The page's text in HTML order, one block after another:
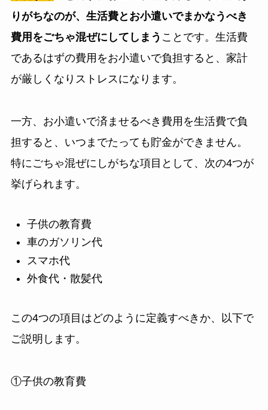
りがちなのが、生活費とお小遣いでまかなうべき
費用をごちゃ混ぜにしてしまう ことです。生活費
であるはずの費用をお小遣いで負担すると、家計
が厳しくなりストレスになります。
一方、お小遣いで済ませるべき費用を生活費で負
担すると、いつまでたっても貯金ができません。
特にごちゃ混ぜにしがちな項目として、次の4つが
挙げられます。
子供の教育費
車のガソリン代
スマホ代
外食代・散髪代
この4つの項目はどのように定義すべきか、以下で
ご説明します。
①子供の教育費